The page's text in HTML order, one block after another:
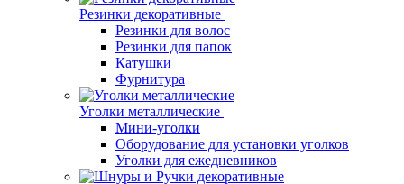
Резинки декоративные
Резинки для волос
Резинки для папок
Катушки
Фурнитура
Уголки металлические
Мини-уголки
Оборудование для установки уголков
Уголки для ежедневников